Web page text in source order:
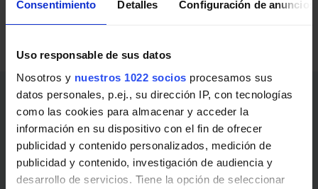
Consentimiento Detalles Configuración de anuncios
Uso responsable de sus datos
Nosotros y nuestros 1022 socios procesamos sus
datos personales, p.ej., su dirección IP, con tecnologías
como las cookies para almacenar y acceder la
información en su dispositivo con el fin de ofrecer
publicidad y contenido personalizados, medición de
publicidad y contenido, investigación de audiencia y
desarrollo de servicios. Tiene la opción de seleccionar
Información sobre horarios, esquema de paradas y
recorrido de Línea C2: Circular C2 de Autobuses EMT
EMT Málaga
900 922 404
www.emtmalaga.es